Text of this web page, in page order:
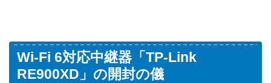
Wi-Fi 6対応中継器「TP-Link
RE900XD」の開封の儀